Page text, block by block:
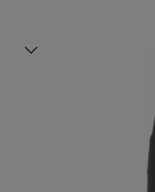
Bildergalerie überspringen